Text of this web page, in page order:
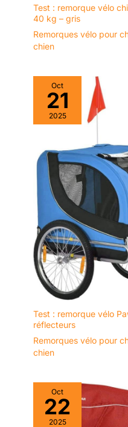
Test : remorque vélo
40 kg – gris
Remorques vélo pour
chien
Oct
21
2025
Test : remorque vélo
réflecteurs
Remorques vélo pour
chien
Oct
22
2025